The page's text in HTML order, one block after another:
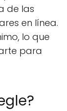
de las
en línea.
lo que
para